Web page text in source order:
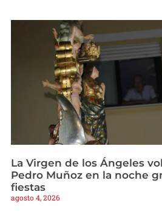
La Virgen de los Ángeles
Pedro Muñoz en la noche
fiestas
agosto 4, 2026